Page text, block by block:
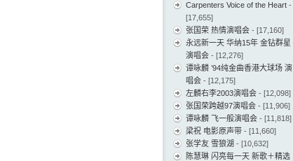
Carpenters Voice of the Heart -
[17,655]
张国荣 热情演唱会 - [17,160]
永远新一天 华纳15年 金钻群星
演唱会 - [12,276]
谭咏麟 ’94纯金曲香港大球场 演
唱会 - [12,175]
左麟右李2003演唱会 - [12,098]
张国荣跨越97演唱会 - [11,906]
谭咏麟 飞一般演唱会 - [11,818]
梁祝 电影原声带 - [11,660]
张学友 雪狼湖 - [10,632]
陈慧琳 闪亮每一天 新歌＋精选